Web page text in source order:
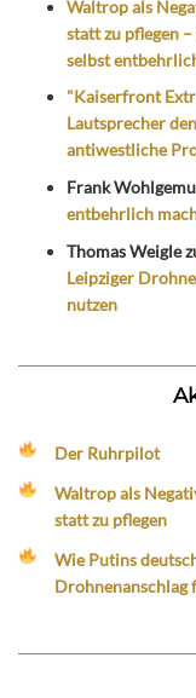
Waltrop als
statt zu pflegen
selbst
"Kaiserfront
Lautsprecher
antiwestliche
Frank
entbehrlich
Thomas Weigle
Leipziger
nutzen
Der Ruhrpilot
Waltrop als
statt zu pflegen
Wie Putins
Drohnenanschlag